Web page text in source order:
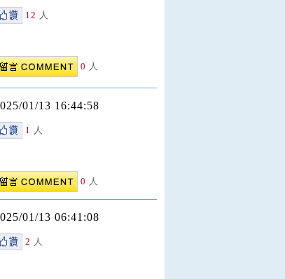
12 人
0 人
01/13 16:44:58
1 人
0 人
01/13 06:41:08
2 人